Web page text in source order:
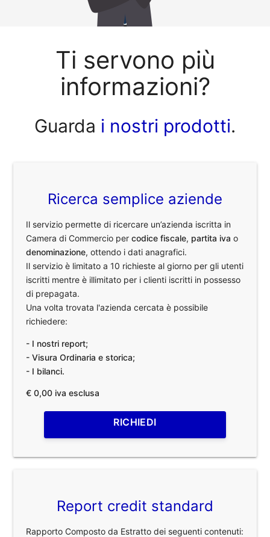
Ti servono più
informazioni?
Guarda i nostri prodotti.
Ricerca semplice aziende
Il servizio permette di ricercare un’azienda iscritta in
Camera di Commercio percodice fiscale, partita iva o
denominazione, ottendo i dati anagrafici.
Il servizio è limitato a 10 richieste al giorno per gli utenti
iscritti mentre è illimitato per i clienti iscritti in possesso
di prepagata.
Una volta trovata l'azienda cercata è possibile
richiedere:
- I nostri report;
- Visura Ordinaria e storica;
- I bilanci.
€ 0,00 iva esclusa
RICHIEDI
Report credit standard
Rapporto Composto da Estratto dei seguenti contenuti: